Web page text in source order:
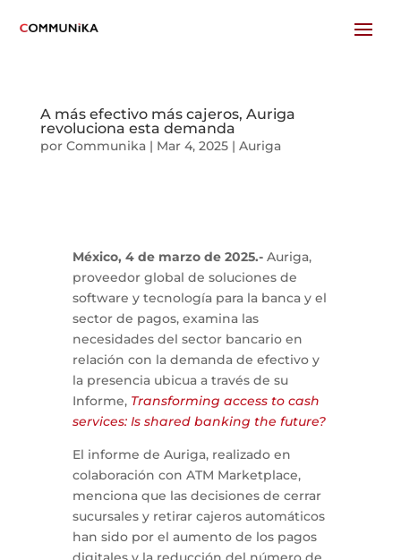
A más efectivo más cajeros, Auriga
revoluciona esta demanda
por Communika| Mar 4, 2025| Auriga
México, 4 de marzo de 2025.-Auriga,
proveedor global de soluciones de
software y tecnología para la banca y el
sector de pagos, examina las
necesidades del sector bancario en
relación con la demanda de efectivo y
la presencia ubicua a través de su
Informe, Transforming access to cash
services: Is shared banking the future?
El informe de Auriga, realizado en
colaboración con ATM Marketplace,
menciona que las decisiones de cerrar
sucursales y retirar cajeros automáticos
han sido por el aumento de los pagos